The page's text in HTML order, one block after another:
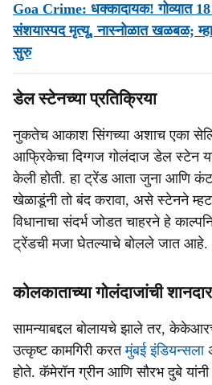
Goa Crime: धक्कादायक! गोव्यात 18
संशयास्पद मृत्यू, नास्नोळात खळबळ;
सुरु
डेल स्टेनच्या प्रतिक्रिया
नुकतेच आकाश सिंगच्या अशाच एका
आफ्रिकेचा दिग्गज गोलंदाज डेल स्टेन
केली होती. हा ट्रेंड आता जुना आणि
खेळाडूंनी तो बंद करावा, असे स्टेनने
विधानाचा संदर्भ जोडत चाहरने हे
ट्रेंडची मजा घेतल्याचे बोलले जात आहे.
कोलकाताच्या गोलंदाजांची
सामन्याबद्दल बोलायचे झाले तर,
उत्कृष्ट कामगिरी करतमुंबई इंडियन्सला
होते. कॅमेरॉन ग्रीन आणि सौरभ दुबे